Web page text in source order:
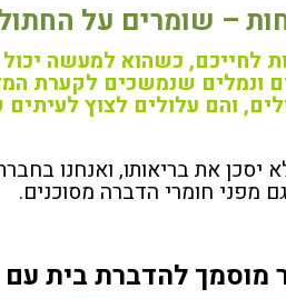
– שומרים על
לחייכם, כשהוא למעשה
ונמלים שנמשכים לקערת
והם עלולים לצוץ
את בריאותו, ואנחנו
מפני חומרי הדברה מסוכנים.
מוסמך להדברת בית עם